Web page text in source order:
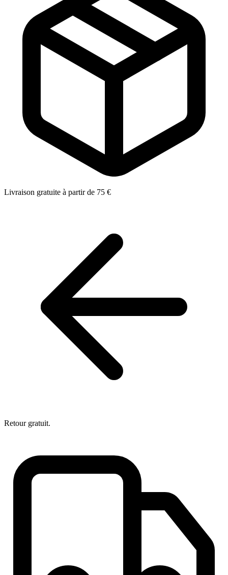
Livraison gratuite à partir de 75 €
Retour gratuit.